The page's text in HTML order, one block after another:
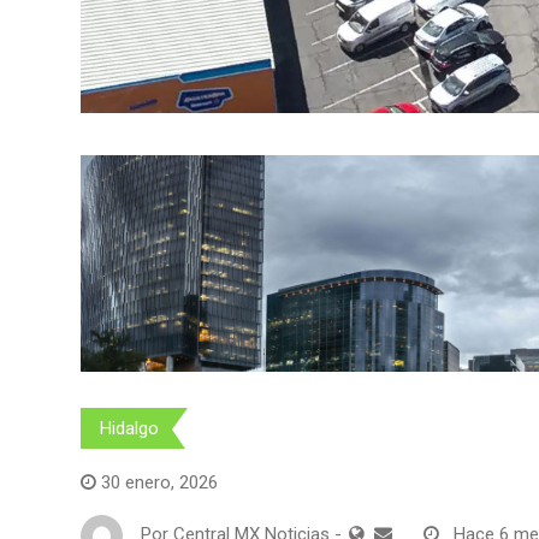
Hidalgo
30 enero, 2026